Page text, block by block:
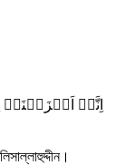
اِنَّاۤ اَنۡزَلۡنَاۤ